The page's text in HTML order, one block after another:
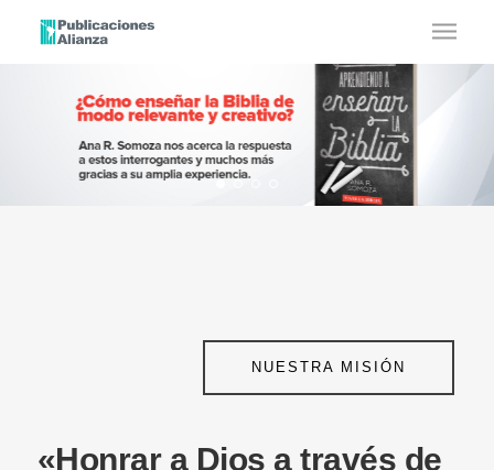
NUESTRA MISIÓN
«Honrar a Dios a través de